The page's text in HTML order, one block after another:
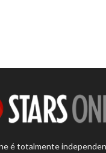
é totalmente